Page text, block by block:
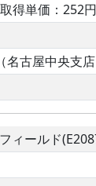
得単価：252円
名古屋中央支
ィールド